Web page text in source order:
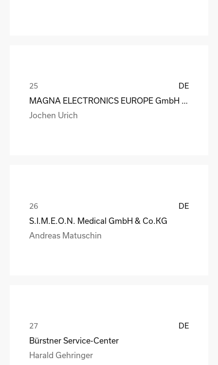
DE
Jochen Urich
DE
S.I.M.E.O.N. Medical GmbH & Co.KG
Andreas Matuschin
DE
Bürstner Service-Center
Harald Gehringer